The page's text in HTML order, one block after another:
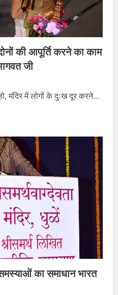
की आपूर्ति करने का काम
जी
मंदिर में लोगों के दुःख दूर करने...
का समाधान भारत